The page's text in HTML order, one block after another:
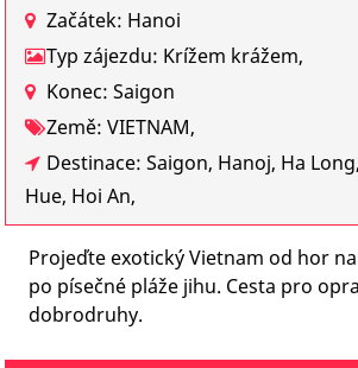
Začátek: Hanoi
Typ zájezdu: Krížem krážem,
Konec: Saigon
Země: VIETNAM,
Destinace: Saigon, Hanoj, Ha
Hue, Hoi An,
Projeďte exotický Vietnam od hor na
po písečné pláže jihu. Cesta pro
dobrodruhy.